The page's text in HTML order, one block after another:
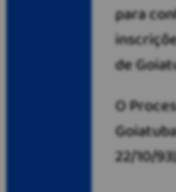
para
de
O
22/10/